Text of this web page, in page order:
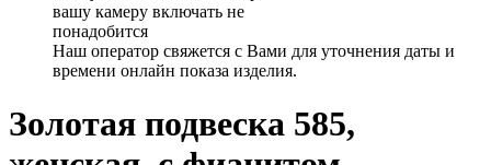
вашу камеру включать не
понадобится
Наш оператор свяжется с Вами для уточнения даты и
времени онлайн показа изделия.
Золотая подвеска 585,